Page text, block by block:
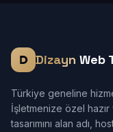
Dizayn Web
Türkiye geneline
İşletmenize özel
tasarımını alan adı,